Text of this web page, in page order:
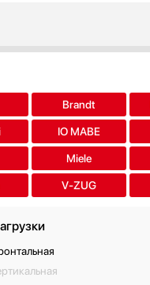
Brandt
IO MABE
Miele
V-ZUG